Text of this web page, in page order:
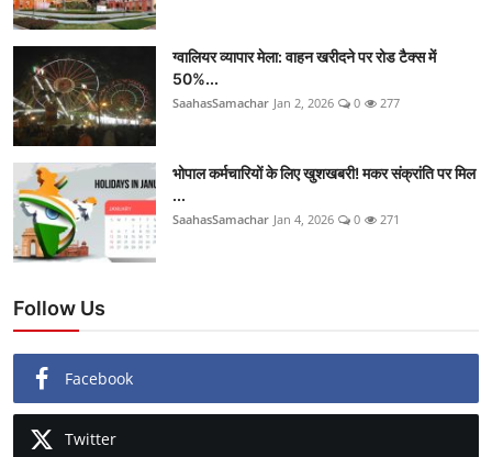
ग्वालियर व्यापार मेला: वाहन खरीदने पर रोड टैक्स में
50%...
SaahasSamachar Jan 2, 2026 0 277
भोपाल कर्मचारियों के लिए खुशखबरी! मकर संक्रांति पर मिल
...
SaahasSamachar Jan 4, 2026 0 271
Follow Us
Facebook
Twitter